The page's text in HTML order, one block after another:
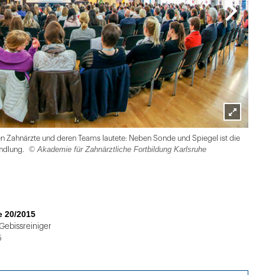
Lightbox
öffnen
Zahnärzte und deren Teams lautete: Neben Sonde und Spiegel ist die
© Akademie für Zahnärztliche Fortbildung Karlsruhe
20/2015